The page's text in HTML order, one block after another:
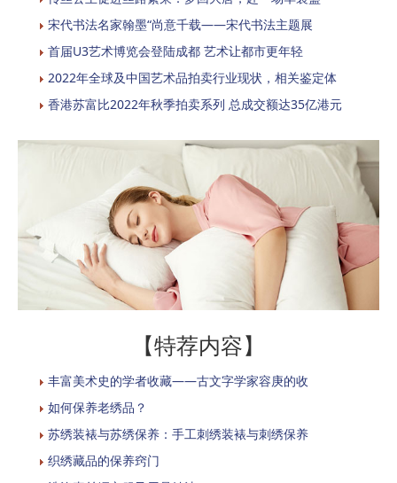
宋代书法名家翰墨“尚意千载——宋代书法主题展
首届U3艺术博览会登陆成都 艺术让都市更年轻
2022年全球及中国艺术品拍卖行业现状，相关鉴定体
香港苏富比2022年秋季拍卖系列 总成交额达35亿港元
【特荐内容】
丰富美术史的学者收藏——古文字学家容庚的收
如何保养老绣品？
苏绣装裱与苏绣保养：手工刺绣装裱与刺绣保养
织绣藏品的保养窍门